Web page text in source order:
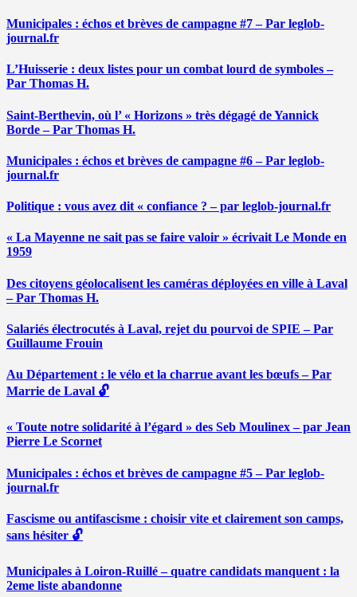
Municipales : échos et brèves de campagne #7 – Par leglob-
journal.fr
L’Huisserie : deux listes pour un combat lourd de symboles –
Par Thomas H.
Saint-Berthevin, où l’ « Horizons » très dégagé de Yannick
Borde – Par Thomas H.
Municipales : échos et brèves de campagne #6 – Par leglob-
journal.fr
Politique : vous avez dit « confiance ? – par leglob-journal.fr
« La Mayenne ne sait pas se faire valoir » écrivait Le Monde en
1959
Des citoyens géolocalisent les caméras déployées en ville à Laval
– Par Thomas H.
Salariés électrocutés à Laval, rejet du pourvoi de SPIE – Par
Guillaume Frouin
Au Département : le vélo et la charrue avant les bœufs – Par
Marrie de Laval 🔓
« Toute notre solidarité à l’égard » des Seb Moulinex – par Jean
Pierre Le Scornet
Municipales : échos et brèves de campagne #5 – Par leglob-
journal.fr
Fascisme ou antifascisme : choisir vite et clairement son camps,
sans hésiter 🔓
Municipales à Loiron-Ruillé – quatre candidats manquent : la
2eme liste abandonne